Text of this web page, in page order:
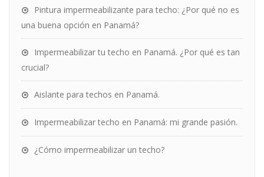
Pintura impermeabilizante para techo: ¿Por qué no es
una buena opción en Panamá?
Impermeabilizar tu techo en Panamá. ¿Por qué es tan
crucial?
Aislante para techos en Panamá.
Impermeabilizar techo en Panamá: mi grande pasión.
¿Cómo impermeabilizar un techo?